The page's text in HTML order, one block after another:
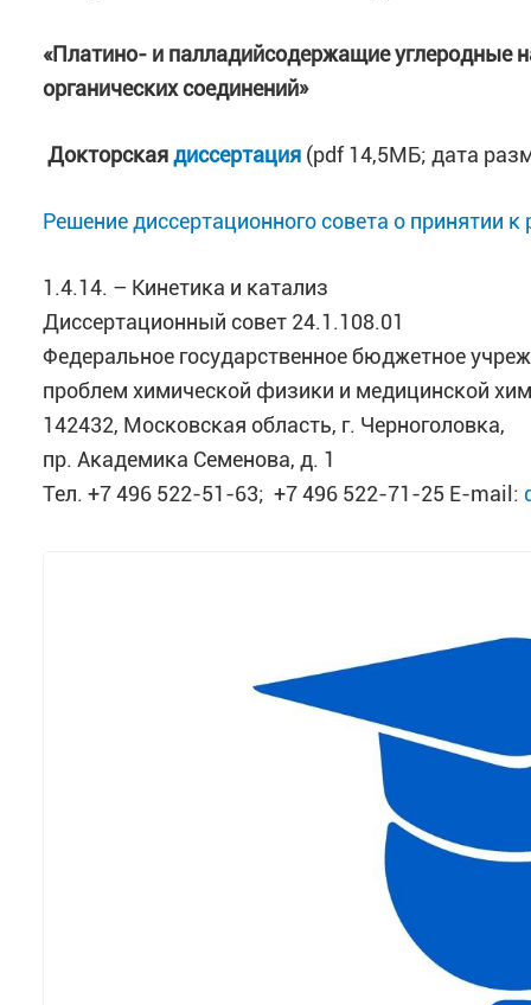
«Платино- и палладийсодержащие углеродные
органических соединений»
Докторскаядиссертация (pdf 14,5МБ; дата
Решение диссертационного совета о принятии
1.4.14. – Кинетика и катализ
Диссертационный совет 24.1.108.01
Федеральное государственное бюджетное
проблем химической физики и медицинской
142432, Московская область, г. Черноголовка,
пр. Академика Семенова, д. 1
Тел. +7 496 522-51-63; +7 496 522-71-25 E-mail: